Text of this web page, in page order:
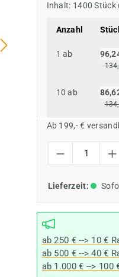
Inhalt: 1400 Stück
Anzahl
1 ab
10 ab
Ab 199,- €
Lieferzeit:
ab 250 € --> 10 €
ab 500 € --> 40 €
ab 1.000 € --> 100